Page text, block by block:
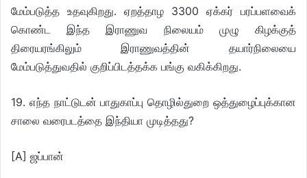
மேம்படுத்த உதவுகிறது. ஏறத்தாழ 3300 ஏக்கர் பரப்பளவைக்
கொண்ட இந்த இராணுவ நிலையம் முழு கிழக்குத்
திரையரங்கிலும் இராணுவத்தின் தயார்நிலையை
மேம்படுத்துவதில் குறிப்பிடத்தக்க பங்கு வகிக்கிறது.
19. எந்த நாட்டுடன் பாதுகாப்பு தொழில்துறை ஒத்துழைப்புக்கான
சாலை வரைபடத்தை இந்தியா முடித்தது?
[A] ஜப்பான்